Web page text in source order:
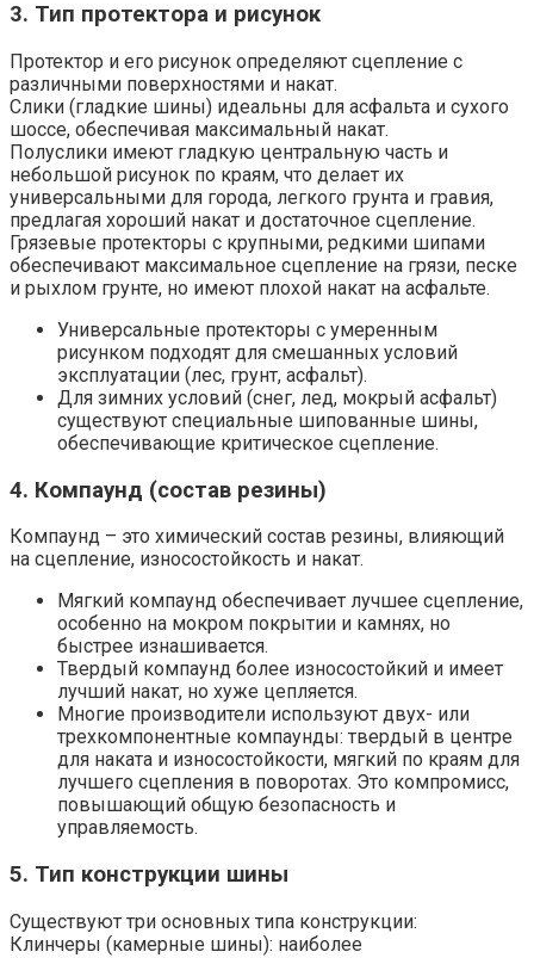
3. Тип протектора и рисунок
Протектор и его рисунок определяют сцепление с
различными поверхностями и накат.
Слики (гладкие шины) идеальны для асфальта и сухого
шоссе, обеспечивая максимальный накат.
Полуслики имеют гладкую центральную часть и
небольшой рисунок по краям, что делает их
универсальными для города, легкого грунта и гравия,
предлагая хороший накат и достаточное сцепление.
Грязевые протекторы с крупными, редкими шипами
обеспечивают максимальное сцепление на грязи, песке
и рыхлом грунте, но имеют плохой накат на асфальте.
Универсальные протекторы с умеренным
рисунком подходят для смешанных условий
эксплуатации (лес, грунт, асфальт).
Для зимних условий (снег, лед, мокрый асфальт)
существуют специальные шипованные шины,
обеспечивающие критическое сцепление.
4. Компаунд (состав резины)
Компаунд – это химический состав резины, влияющий
на сцепление, износостойкость и накат.
Мягкий компаунд обеспечивает лучшее сцепление,
особенно на мокром покрытии и камнях, но
быстрее изнашивается.
Твердый компаунд более износостойкий и имеет
лучший накат, но хуже цепляется.
Многие производители используют двух- или
трехкомпонентные компаунды: твердый в центре
для наката и износостойкости, мягкий по краям для
лучшего сцепления в поворотах. Это компромисс,
повышающий общую безопасность и
управляемость.
5. Тип конструкции шины
Существуют три основных типа конструкции:
Клинчеры (камерные шины): наиболее